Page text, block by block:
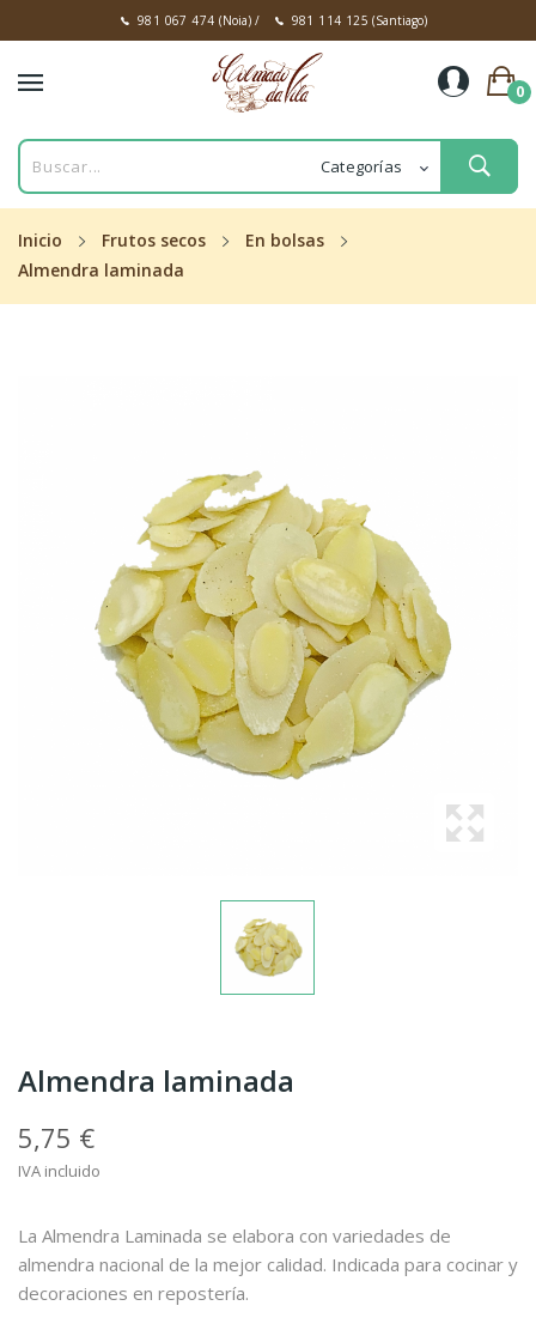
981 067 474 (Noia)/ 981 114 125 (Santiago)
0
Inicio Frutos secos
En bolsas
Almendra laminada
Almendra laminada
5,75 €
IVA incluido
La Almendra Laminada se elabora con variedades de
almendra nacional de la mejor calidad. Indicada para cocinar y
decoraciones en repostería.